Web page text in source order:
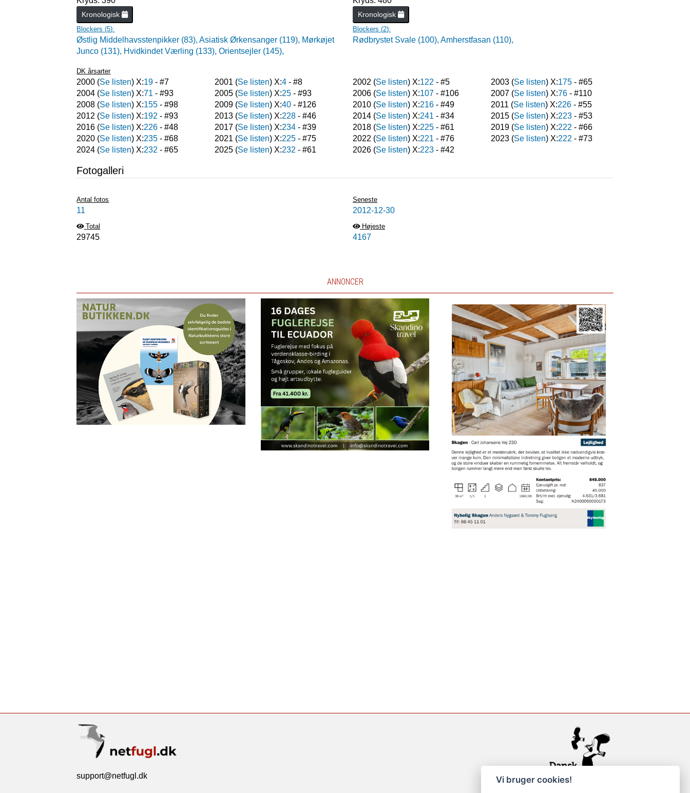
Kronologisk
Blockers (5):
Østlig Middelhavsstenpikker (83),Asiatisk Ørkensanger (119), Mørkøjet
Junco (131), Hvidkindet Værling (133),Orientsejler (145),
Kronologisk
Blockers (2):
Rødbrystet Svale (100), Amherstfasan (110),
DK årsarter
2000 (Se listen) X:19 - #7 2001 (Se listen) X:4 - #8 2002 (Se listen) X:122 - #5 2003(Se listen) X:175- #65
2004 (Se listen) X:71 - #93 2005 (Se listen) X:25 - #93 2006 (Se listen) X:107 - #106 2007(Se listen) X:76- #110
2008 (Se listen) X:155 - #98 2009 (Se listen) X:40 - #126 2010 (Se listen) X:216 - #49 2011 (Se listen) X:226- #55
2012 (Se listen) X:192 - #93 2013 (Se listen) X:228 - #46 2014 (Se listen) X:241 - #34 2015(Se listen) X:223- #53
2016 (Se listen) X:226 - #48 2017 (Se listen) X:234 - #39 2018 (Se listen) X:225 - #61 2019(Se listen) X:222 - #66
2020 (Se listen) X:235 - #68 2021 (Se listen) X:225 - #75 2022 (Se listen) X:221 - #76 2023(Se listen) X:222 - #73
2024 (Se listen) X:232 - #65 2025 (Se listen) X:232 - #61 2026 (Se listen) X:223 - #42
Fotogalleri
Antal fotos
11
Seneste
2012-12-30
Total
29745
Højeste
4167
ANNONCER
support@netfugl.dk Vi bruger cookies!